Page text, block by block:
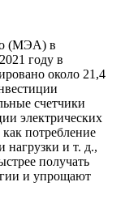
(МЭА) в
году в
около 21,4
счетчики
электрических
потребление
нагрузки и т. д.,
получать
и упрощают